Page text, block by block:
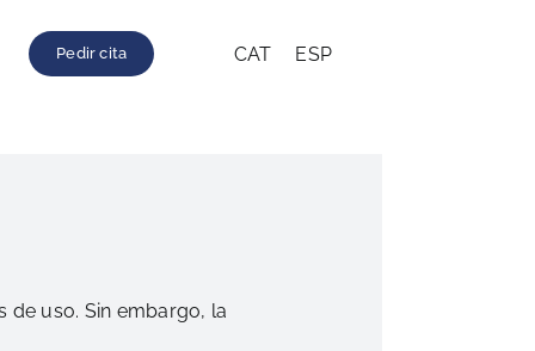
Pedir cita CAT ESP
de uso. Sin embargo, la